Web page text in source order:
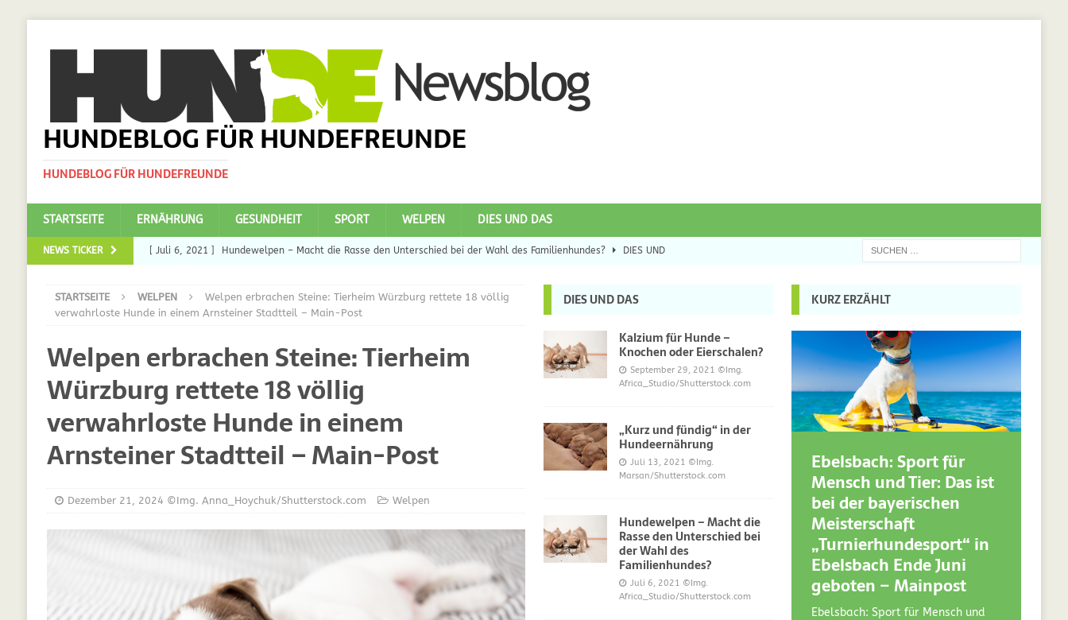
HUNDEBLOG FÜR HUNDEFREUNDE
HUNDEBLOG FÜR HUNDEFREUNDE
STARTSEITE ERNÄHRUNG GESUNDHEIT SPORT WELPEN DIES UND DAS
NEWS TICKER [ Juli 6, 2021 ] Hundewelpen – Macht die Rasse den Unterschied bei der Wahl des Familienhundes? DIES UND
Ulmenride für Hunde – der Heilsbringer? DIES UND DAS
[ März 30, 2021 ] Vitamine für Hunde DIES UND DAS
[ März 19, 2021 ] Probiotika für Hunde – Der neue Trend?
[ Oktober 15, 2020 ] Was Sie sich schon immer über Welpenfütterung bei Hunden gefragt haben
[ Februar 18, 2019 ] MCT Öl für Hunde DIES UND DAS
[ Februar 11, 2019 ] Futterzellulose für Hunde DIES UND DAS
Wachstumskurven für Welpen und Junghunde auf napfcheck-shop.de DIES UND DAS
Neue Ergänzungen für Hund und Katze bei napfcheck-shop.de
[ Juli 25, 2018 ] Hunde Nachrichten für unser englischsprachigen Besucher on dogblogger.net DIES UND DAS
STARTSEITE WELPEN
Welpen erbrachen Steine: Tierheim Würzburg rettete 18 völlig
verwahrloste Hunde in einem Arnsteiner Stadtteil – Main-Post
Welpen erbrachen Steine: Tierheim
Würzburg rettete 18 völlig
verwahrloste Hunde in einem
Arnsteiner Stadtteil – Main-Post
Dezember 21, 2024 ©Img. Anna_Hoychuk/Shutterstock.com Welpen
DIES UND DAS
Kalzium für Hunde –
Knochen oder Eierschalen?
September 29, 2021 ©Img.
Africa_Studio/Shutterstock.com
„Kurz und fündig“ in der
Hundeernährung
Juli 13, 2021 ©Img.
Marsan/Shutterstock.com
Hundewelpen – Macht die
Rasse den Unterschied bei
der Wahl des
Familienhundes?
Juli 6, 2021 ©Img.
Africa_Studio/Shutterstock.com
KURZ ERZÄHLT
Ebelsbach: Sport für
Mensch und Tier: Das ist
bei der bayerischen
Meisterschaft
„Turnierhundesport“ in
Ebelsbach Ende Juni
geboten – Mainpost
Ebelsbach: Sport für Mensch und